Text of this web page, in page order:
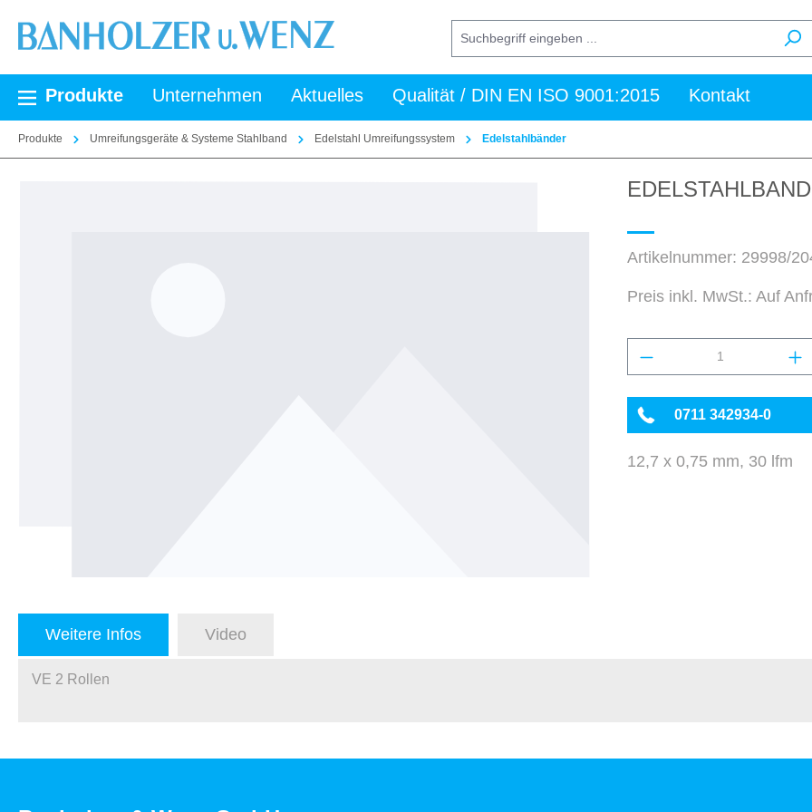
Zur Hauptnavigation springen
Produkte Unternehmen Aktuelles Qualität / DIN EN ISO 9001:2015 Kontakt
Produkte Umreifungsgeräte & Systeme Stahlband Edelstahl Umreifungssystem Edelstahlbänder
Artikelnummer: 29998/
Preis inkl. MwSt.: Auf
Produkt Anzahl:
0711 342934-0
12,7 x 0,75 mm, 30 lfm
Weitere Infos Video
VE 2 Rollen